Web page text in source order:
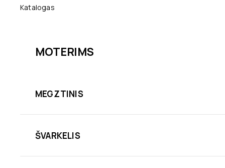
Katalogas
MOTERIMS
MEGZTINIS
ŠVARKELIS